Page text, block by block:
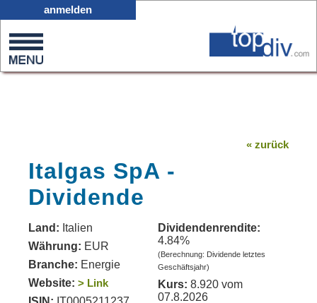
0
on
anmelden
« zurück
Italgas SpA -
Dividende
Land: Italien
Währung: EUR
Branche: Energie
Website: > Link
Dividendenrendite:
4.84%
(Berechnung: Dividende letztes
Geschäftsjahr)
Kurs: 8.920 vom
07.8.2026